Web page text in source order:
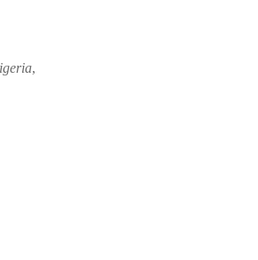
,